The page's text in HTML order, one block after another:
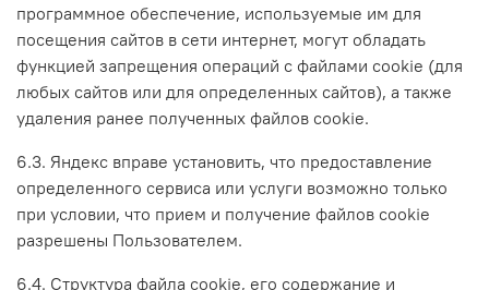
программное обеспечение, используемые им для
посещения сайтов в сети интернет, могут обладать
функцией запрещения операций с файлами cookie (для
любых сайтов или для определенных сайтов), а также
удаления ранее полученных файлов cookie.
6.3. Яндекс вправе установить, что предоставление
определенного сервиса или услуги возможно только
при условии, что прием и получение файлов cookie
разрешены Пользователем.
6.4. Структура файла cookie, его содержание и